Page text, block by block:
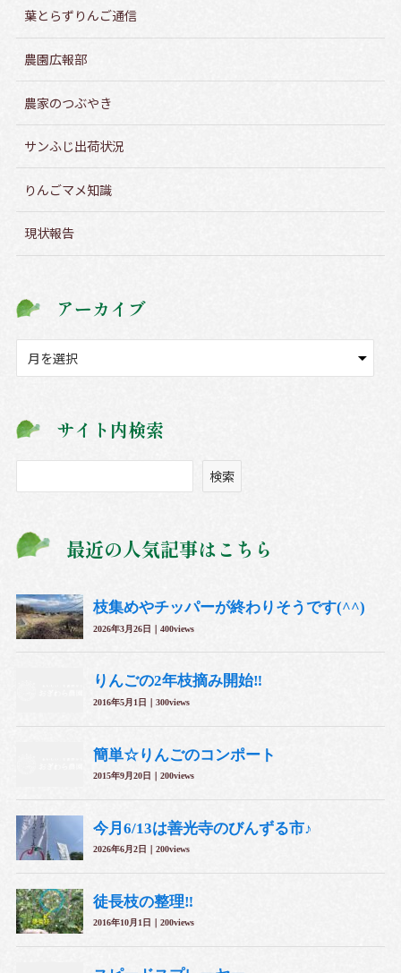
葉とらずりんご通信
農園広報部
農家のつぶやき
サンふじ出荷状況
りんごマメ知識
現状報告
アーカイブ
イ
ブ
サイト内検索
索
検索
最近の人気記事はこちら